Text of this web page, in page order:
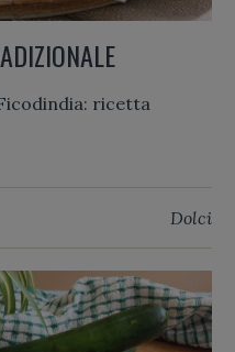
ricetta
Dolci